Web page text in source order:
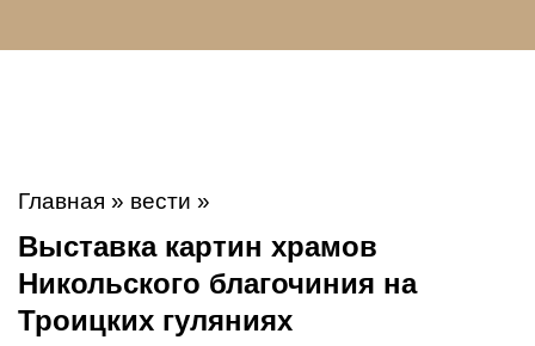
Главная » вести »
Выставка картин храмов
Никольского благочиния на
Троицких гуляниях